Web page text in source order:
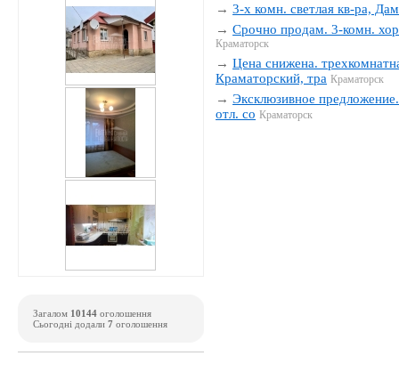
→3-х комн. светлая кв-ра,
→Срочно продам. 3-комн.
Краматорск
→Цена снижена.
Краматорский, тра Краматорск
→Эксклюзивное
отл. со Краматорск
Загалом 10144 оголошення
Сьогодні додали 7 оголошення